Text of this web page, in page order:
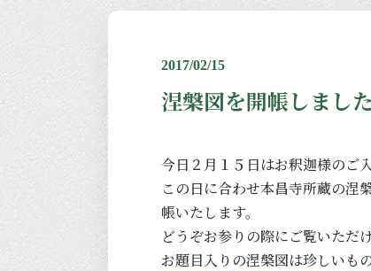
2017/02/15
涅槃図を開帳しました
今日２月１５日はお釈迦様のご
この日に合わせ本昌寺所蔵の涅
帳いたします。
どうぞお参りの際にご覧いただ
お題目入りの涅槃図は珍しいもの